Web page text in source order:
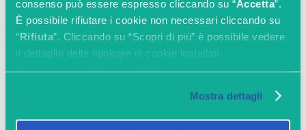
consenso può essere espresso cliccando su “Accetta”.
È possibile rifiutare i cookie non necessari cliccando su
“Rifiuta”. Cliccando su “Scopri di più” è possibile vedere
il dettaglio delle tipologie di cookie installati.
Mostra dettagli
__Secure-
YNID
YouTube
Utilizzato per
tracciare
l'interazione
dell'utente con i
contenuti incorporati.
180
giorni
_gcl_au Google
Utilizzato da Google
3 mesi